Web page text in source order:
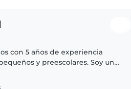
con 5 años de experiencia
y preescolares. Soy una